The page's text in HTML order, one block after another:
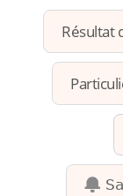
Résultat